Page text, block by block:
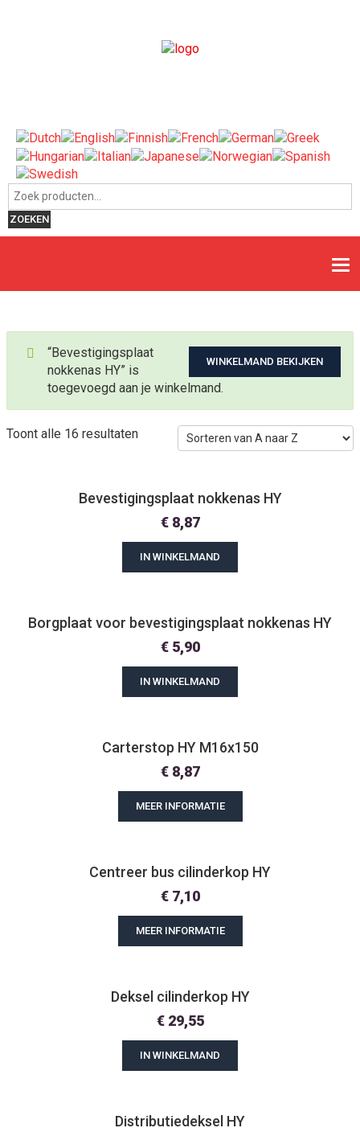
Zoeken naar:
ZOEKEN
WINKELMAND BEKIJKEN
“Bevestigingsplaat
nokkenas HY” is
toegevoegd aan je winkelmand.
Toont alle 16 resultaten
Bevestigingsplaat nokkenas HY
€8,87
IN WINKELMAND
Borgplaat voor bevestigingsplaat nokkenas HY
€5,90
IN WINKELMAND
Carterstop HY M16x150
€8,87
MEER INFORMATIE
Centreer bus cilinderkop HY
€7,10
MEER INFORMATIE
Deksel cilinderkop HY
€29,55
IN WINKELMAND
Distributiedeksel HY